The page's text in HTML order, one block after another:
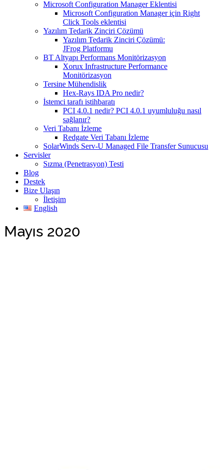
Microsoft Configuration Manager Eklentisi
Microsoft Configuration Manager için Right
Click Tools eklentisi
Yazılım Tedarik Zinciri Çözümü
Yazılım Tedarik Zinciri Çözümü:
JFrog Platformu
BT Altyapı Performans Monitörizasyon
Xorux Infrastructure Performance
Monitörizasyon
Tersine Mühendislik
Hex-Rays IDA Pro nedir?
İstemci tarafı istihbaratı
PCI 4.0.1 nedir? PCI 4.0.1 uyumluluğu nasıl
sağlanır?
Veri Tabanı İzleme
Redgate Veri Tabanı İzleme
SolarWinds Serv-U Managed File Transfer Sunucusu
Servisler
Sızma (Penetrasyon) Testi
Blog
Destek
Bize Ulaşın
İletişim
English
Mayıs 2020